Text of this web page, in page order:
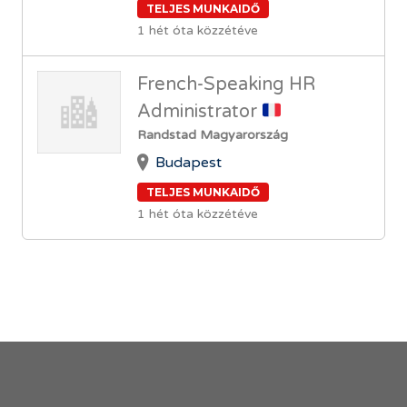
TELJES MUNKAIDŐ
1 hét óta közzétéve
French-Speaking HR
Administrator
Randstad Magyarország
Budapest
TELJES MUNKAIDŐ
1 hét óta közzétéve